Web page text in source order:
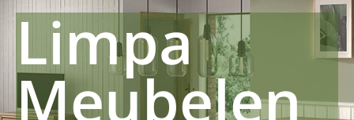
Limpa
Meubelen